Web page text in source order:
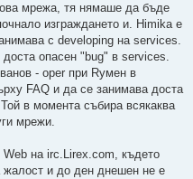
мрежа, тя нямаше да бъде
изграждането и. Himika е
с developing на services.
опасен "bug" в services.
- oper при Rумен в
FAQ и да се занимава доста
в момента събира всякаква
мрежи.
Web на irc.Lirex.com, където
жалост и до ден днешен не е